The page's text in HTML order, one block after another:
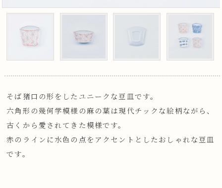
そば猪口の形をしたユニークな豆皿です。
六角形の幾何学模様の麻の葉は現代チックな絵柄ながら、
古くから愛されてきた模様です。
赤のラインに水色の点をアクセントとしたおしゃれな豆皿
です。